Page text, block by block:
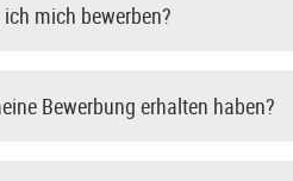
mich bewerben?
Bewerbung erhalten haben?